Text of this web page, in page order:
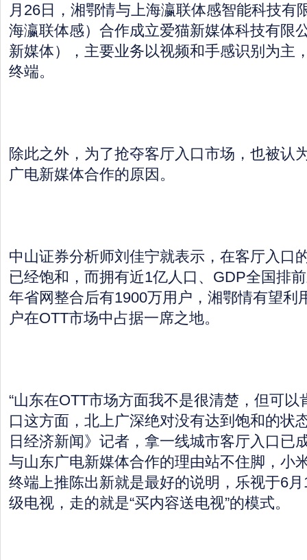
月26日，湘鄂情与上海瀛联体感智能科技有
海瀛联体感）合作成立爱猫新媒体科技有限
新媒体），主要业务以视频和手感识别为主
终端。
除此之外，为了抢夺客厅入口市场，也被认
广电新媒体合作的原因。
中山证券分析师刘佳宁就表示，在客厅入口
已经饱和，而拥有近1亿人口、GDP全国排
年省网整合后有1900万用户，湘鄂情有望利
户在OTT市场中占据一席之地。
“山东在OTT市场方面我不是很清楚，但可以
口这方面，北上广深绝对没有达到饱和的状
日经济新闻》记者，拿一线城市客厅入口已
与山东广电新媒体合作的理由站不住脚，小
终端上推陈出新就是最好的说明，乐视于6
级电视，走的就是“买内容送电视”的模式。